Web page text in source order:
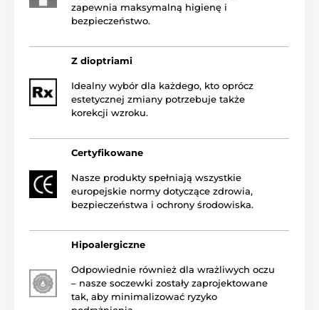
zapewnia maksymalną higienę i
bezpieczeństwo.
Z dioptriami
Idealny wybór dla każdego, kto oprócz
estetycznej zmiany potrzebuje także
korekcji wzroku.
Certyfikowane
Nasze produkty spełniają wszystkie
europejskie normy dotyczące zdrowia,
bezpieczeństwa i ochrony środowiska.
Hipoalergiczne
Odpowiednie również dla wrażliwych oczu
– nasze soczewki zostały zaprojektowane
tak, aby minimalizować ryzyko